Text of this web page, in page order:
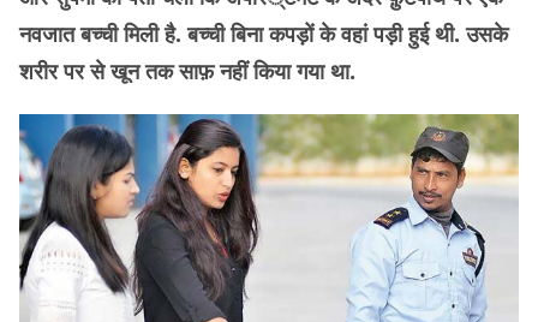
नवजात बच्ची मिली है. बच्ची बिना कपड़ों के वहां पड़ी हुई थी. उसके
शरीर पर से खून तक साफ़ नहीं किया गया था.